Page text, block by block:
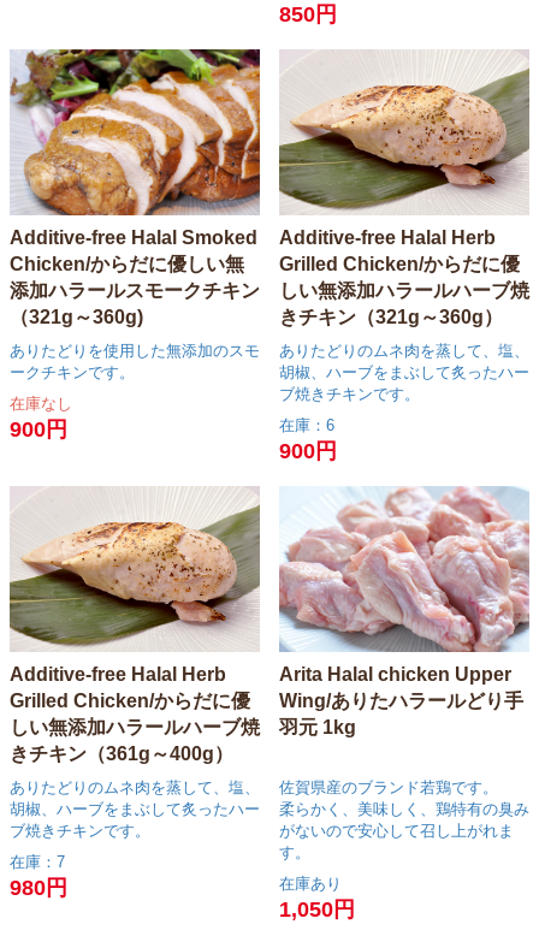
850円
Additive-free Halal Smoked
Chicken/からだに優しい無
添加ハラールスモークチキン
（321g～360g)
ありたどりを使用した無添加のスモ
ークチキンです。
在庫なし
900円
Additive-free Halal Herb
Grilled Chicken/からだに優
しい無添加ハラールハーブ焼
きチキン（321g～360g）
ありたどりのムネ肉を蒸して、塩、
胡椒、ハーブをまぶして炙ったハー
ブ焼きチキンです。
在庫：6
900円
Additive-free Halal Herb
Grilled Chicken/からだに優
しい無添加ハラールハーブ焼
きチキン（361g～400g）
ありたどりのムネ肉を蒸して、塩、
胡椒、ハーブをまぶして炙ったハー
ブ焼きチキンです。
在庫：7
980円
Arita Halal chicken Upper
Wing/ありたハラールどり手
羽元 1kg
佐賀県産のブランド若鶏です。
柔らかく、美味しく、鶏特有の臭み
がないので安心して召し上がれま
す。
在庫あり
1,050円